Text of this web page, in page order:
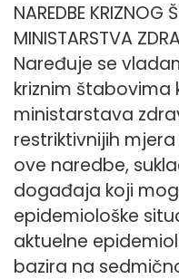
NAREDBE KRIZNOG
MINISTARSTVA
Naređuje se
kriznim štabovima
ministarstava
restriktivnijih
ove naredbe,
događaja koji
epidemiološke
aktuelne
bazira na